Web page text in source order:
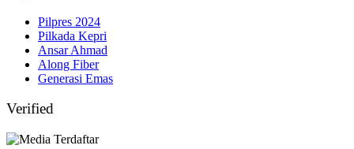
Pilpres 2024
Pilkada Kepri
Ansar Ahmad
Along Fiber
Generasi Emas
Verified